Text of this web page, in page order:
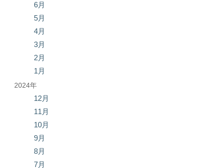
6月
5月
4月
3月
2月
1月
2024年
12月
11月
10月
9月
8月
7月